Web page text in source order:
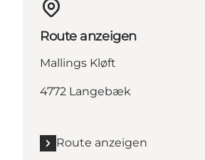
Route anzeigen
Mallings Kløft
4772 Langebæk
Route anzeigen